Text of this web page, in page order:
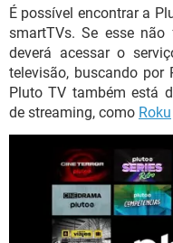
É possível encontrar a
smartTVs. Se esse
deverá acessar o
televisão, buscando por
Pluto TV também está
de streaming, como Roku